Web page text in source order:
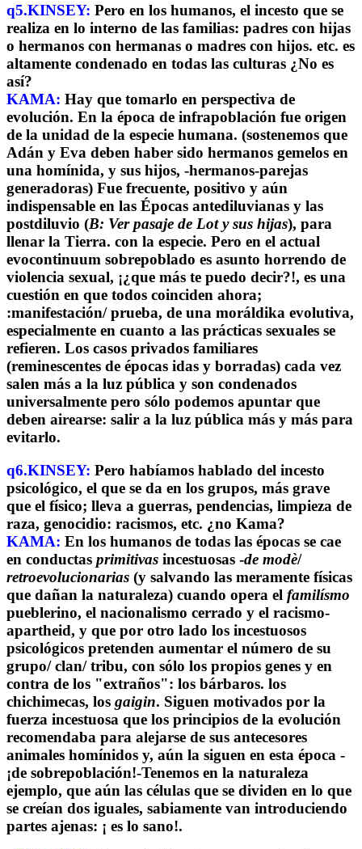
q5.KINSEY: Pero en los humanos, el incesto que se
realiza en lo interno de las familias: padres con hijas
o hermanos con hermanas o madres con hijos. etc. es
altamente condenado en todas las culturas ¿No es
así?
KAMA: Hay que tomarlo en perspectiva de
evolución. En la época de infrapoblación fue origen
de la unidad de la especie humana. (sostenemos que
Adán y Eva deben haber sido hermanos gemelos en
una homínida, y sus hijos, -hermanos-parejas
generadoras) Fue frecuente, positivo y aún
indispensable en las Épocas antediluvianas y las
postdiluvio (B: Ver pasaje de Lot y sus hijas), para
llenar la Tierra. con la especie. Pero en el actual
evocontinuum sobrepoblado es asunto horrendo de
violencia sexual, ¡¿que más te puedo decir?!, es una
cuestión en que todos coinciden ahora;
:manifestación/ prueba, de una moráldika evolutiva,
especialmente en cuanto a las prácticas sexuales se
refieren. Los casos privados familiares
(reminescentes de épocas idas y borradas) cada vez
salen más a la luz pública y son condenados
universalmente pero sólo podemos apuntar que
deben airearse: salir a la luz pública más y más para
evitarlo.
q6.KINSEY: Pero habíamos hablado del incesto
psicológico, el que se da en los grupos, más grave
que el físico; lleva a guerras, pendencias, limpieza de
raza, genocidio: racismos, etc. ¿no Kama?
KAMA: En los humanos de todas las épocas se cae
en conductas primitivas incestuosas -de modè/
retroevolucionarias (y salvando las meramente físicas
que dañan la naturaleza) cuando opera el familísmo
pueblerino, el nacionalismo cerrado y el racismo-
apartheid, y que por otro lado los incestuosos
psicológicos pretenden aumentar el número de su
grupo/ clan/ tribu, con sólo los propios genes y en
contra de los "extraños": los bárbaros. los
chichimecas, los gaigin. Siguen motivados por la
fuerza incestuosa que los principios de la evolución
recomendaba para alejarse de sus antecesores
animales homínidos y, aún la siguen en esta época -
¡de sobrepoblación!-Tenemos en la naturaleza
ejemplo, que aún las células que se dividen en lo que
se creían dos iguales, sabiamente van introduciendo
partes ajenas: ¡ es lo sano!.